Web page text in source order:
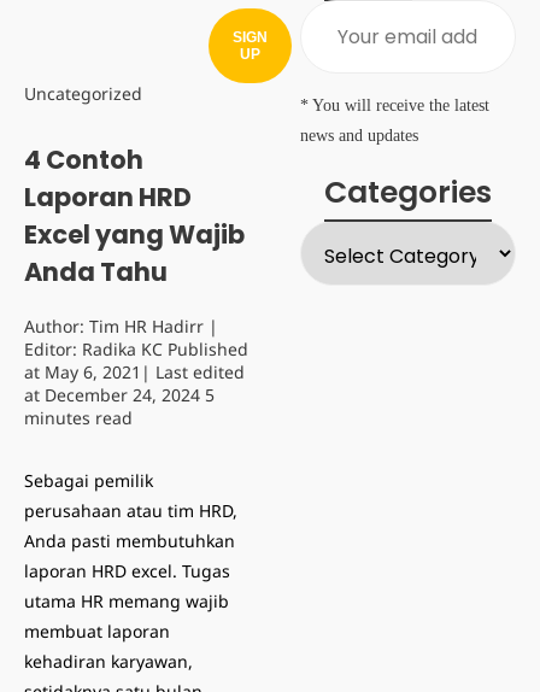
Uncategorized
4 Contoh
Laporan HRD
Excel yang Wajib
Anda Tahu
Author: Tim HR Hadirr |
Editor: Radika KC Published
at May 6, 2021 | Last edited
at December 24, 2024 5
minutes read
Sebagai pemilik
perusahaan atau tim HRD,
Anda pasti membutuhkan
laporan HRD excel. Tugas
utama HR memang wajib
membuat laporan
kehadiran karyawan,
SIGN
UP
* You will receive the latest
news and updates
Categories